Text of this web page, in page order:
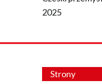
2025
Strony